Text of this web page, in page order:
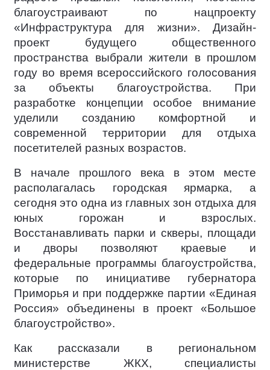
благоустраивают по нацпроекту
«Инфраструктура для жизни». Дизайн-
проект будущего общественного
пространства выбрали жители в прошлом
году во время всероссийского голосования
за объекты благоустройства. При
разработке концепции особое внимание
уделили созданию комфортной и
современной территории для отдыха
посетителей разных возрастов.
В начале прошлого века в этом месте
располагалась городская ярмарка, а
сегодня это одна из главных зон отдыха для
юных горожан и взрослых.
Восстанавливать парки и скверы, площади
и дворы позволяют краевые и
федеральные программы благоустройства,
которые по инициативе губернатора
Приморья и при поддержке партии «Единая
Россия» объединены в проект «Большое
благоустройство».
Как рассказали в региональном
министерстве ЖКХ, специалисты